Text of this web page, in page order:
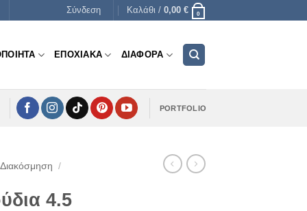
Σύνδεση Καλάθι / 0,00 € 0
ΕΠΟΧΙΑΚΑ ΔΙΑΦΟΡΑ
PORTFOLIO
/
4.5